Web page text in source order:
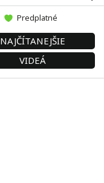
Predplatné
NAJČÍTANEJŠIE
VIDEÁ